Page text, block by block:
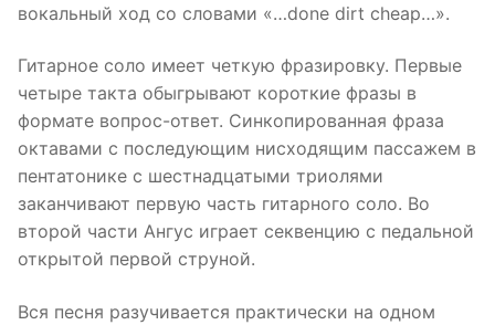
вокальный ход со словами «…done dirt cheap…».
Гитарное соло имеет четкую фразировку. Первые
четыре такта обыгрывают короткие фразы в
формате вопрос-ответ. Синкопированная фраза
октавами с последующим нисходящим пассажем в
пентатонике с шестнадцатыми триолями
заканчивают первую часть гитарного соло. Во
второй части Ангус играет секвенцию с педальной
открытой первой струной.
Вся песня разучивается практически на одном